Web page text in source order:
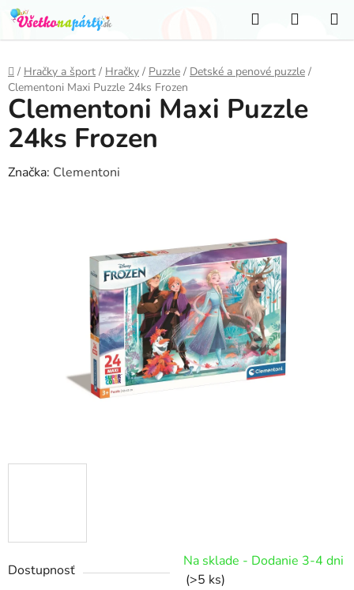
Prejsť
na
obsah
Hľadať
KOŠÍK
Domov
/ Hračky a šport / Hračky / Puzzle / Detské a penové puzzle /
Clementoni Maxi Puzzle 24ks Frozen
Dostupnosť
Na sklade - Dodanie 3-4 dni
(>5 ks)
Clementoni Maxi Puzzle
24ks Frozen
Značka: Clementoni